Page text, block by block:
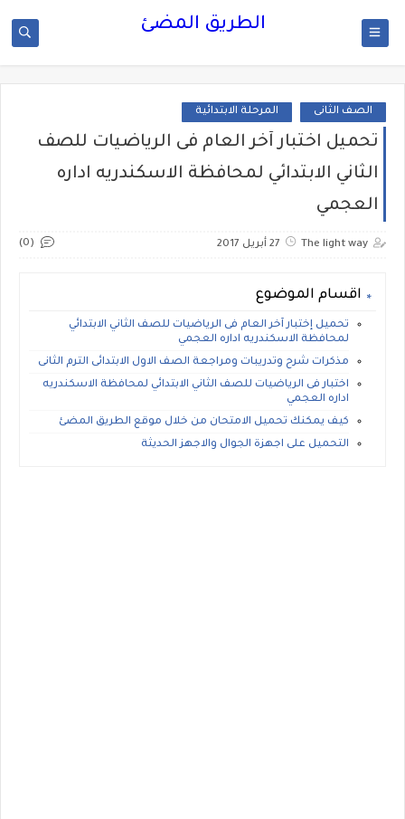
الطريق المضئ
الصف الثانى المرحلة الابتدائية
تحميل اختبار آخر العام فى الرياضيات للصف
الثاني الابتدائي لمحافظة الاسكندريه اداره
العجمي
The light way 27 أبريل 2017 (0)
اقسام الموضوع
تحميل إختبار آخر العام فى الرياضيات للصف الثاني الابتدائي
لمحافظة الاسكندريه اداره العجمي
مذكرات شرح وتدريبات ومراجعة الصف الاول الابتدائى الترم الثانى
اختبار فى الرياضيات للصف الثاني الابتدائي لمحافظة الاسكندريه
اداره العجمي
كيف يمكنك تحميل الامتحان من خلال موقع الطريق المضئ
التحميل على اجهزة الجوال والاجهز الحديثة